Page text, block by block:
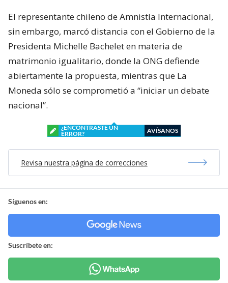
El representante chileno de Amnistía Internacional,
sin embargo, marcó distancia con el Gobierno de la
Presidenta Michelle Bachelet en materia de
matrimonio igualitario, donde la ONG defiende
abiertamente la propuesta, mientras que La
Moneda sólo se comprometió a “iniciar un debate
nacional”.
¿ENCONTRASTE UN
ERROR?
AVÍSANOS
Revisa nuestra página de correcciones
Síguenos en:
Suscríbete en: